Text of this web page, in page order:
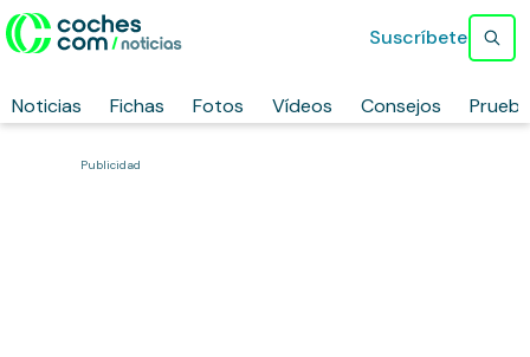
Noticias Fichas Fotos Vídeos Consejos
Suscríbete
Publicidad